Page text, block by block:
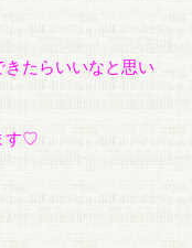
きたらいいなと思い
す♡